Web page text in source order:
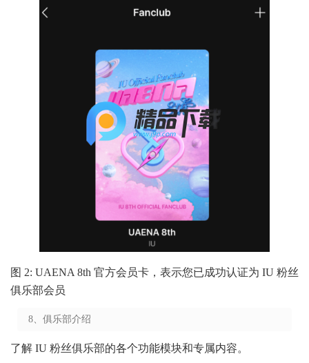
图 2: UAENA 8th 官方会员卡，表示您已成功认证为 IU 粉丝
俱乐部会员
8、俱乐部介绍
了解 IU 粉丝俱乐部的各个功能模块和专属内容。